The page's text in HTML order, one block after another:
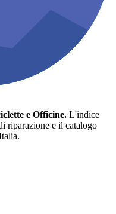
e Officine. L'indice
riparazione e il catalogo